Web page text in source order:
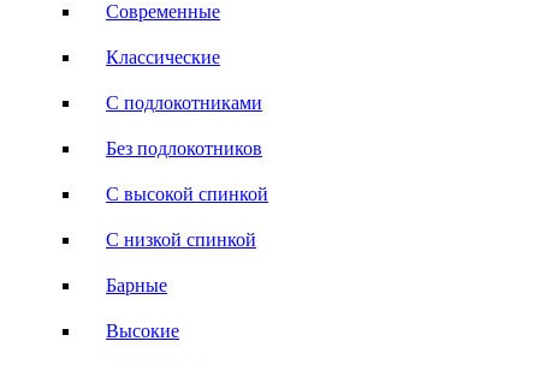
Современные
Классические
С подлокотниками
Без подлокотников
С высокой спинкой
С низкой спинкой
Барные
Высокие